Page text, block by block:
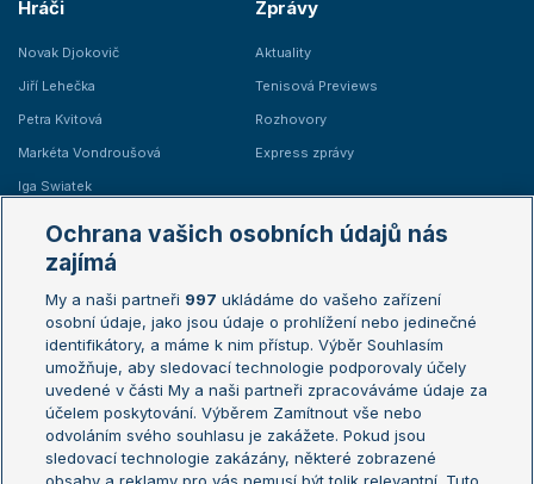
Hráči
Novak Djokovič
Jiří Lehečka
Petra Kvitová
Markéta Vondroušová
Iga Swiatek
Zprávy
Aktuality
Tenisová Previews
Rozhovory
Express zprávy
Žebříčky
Žebříček ATP (muži)
Žebříček WTA (ženy)
Sázkařský žebříček
Australian Open
French Open
Wimbledon
US Open
Turnaj mistrů
Turnaj mistryň
Ochrana vašich osobních údajů nás
zajímá
My a naši partneři 997 ukládáme do vašeho zařízení
osobní údaje, jako jsou údaje o prohlížení nebo jedinečné
identifikátory, a máme k nim přístup. Výběr Souhlasím
umožňuje, aby sledovací technologie podporovaly účely
uvedené v části My a naši partneři zpracováváme údaje za
účelem poskytování. Výběrem Zamítnout vše nebo
odvoláním svého souhlasu je zakážete. Pokud jsou
sledovací technologie zakázány, některé zobrazené